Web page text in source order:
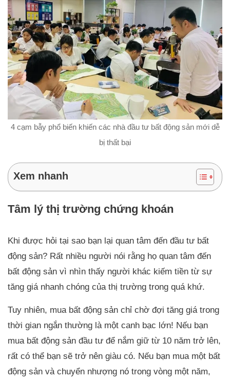
4 cạm bẫy phổ biến khiến các nhà đầu tư bất động sản mới dễ
bị thất bại
Xem nhanh
Tâm lý thị trường chứng khoán
Khi được hỏi tại sao bạn lại quan tâm đến đầu tư bất
động sản? Rất nhiều người nói rằng họ quan tâm đến
bất động sản vì nhìn thấy người khác kiếm tiền từ sự
tăng giá nhanh chóng của thị trường trong quá khứ.
Tuy nhiên, mua bất động sản chỉ chờ đợi tăng giá trong
thời gian ngắn thường là một canh bạc lớn! Nếu bạn
mua bất động sản đầu tư để nắm giữ từ 10 năm trở lên,
rất có thể bạn sẽ trở nên giàu có. Nếu bạn mua một bất
động sản và chuyển nhượng nó trong vòng một năm,